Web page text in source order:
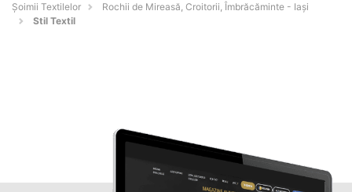
Șoimii Textilelor
Rochii de Mireasă, Croitorii, Îmbrăcăminte - Iaşi
Stil Textil